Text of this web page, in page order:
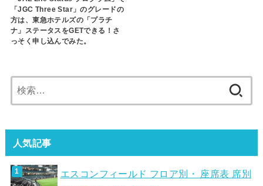
「JGC Three Star」のグレードの
方は、東急ホテルズの「プラチ
ナ」ステータスをGETできる！さ
っそく申し込んでみた。
索:
人気記事
エスコンフィールド フロア別・ 座席表 席別